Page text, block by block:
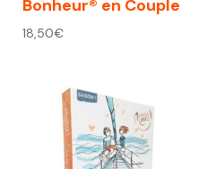
Bonheur® en Couple
18,50€